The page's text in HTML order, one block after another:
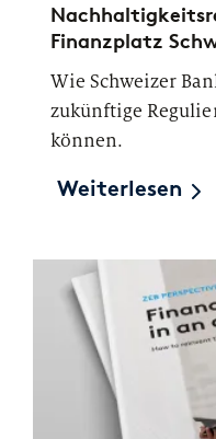
Finanzplatz
Wie Schweizer
zukünftige
können.
Weiterlesen